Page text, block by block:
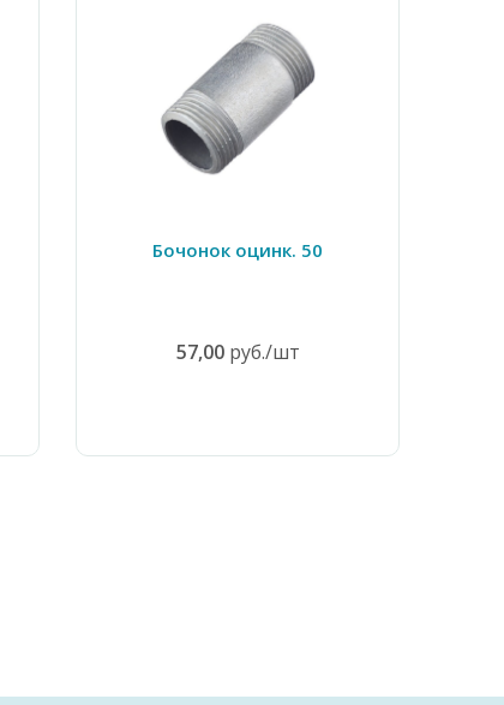
Бочонок оцинк. 50
57,00руб./шт